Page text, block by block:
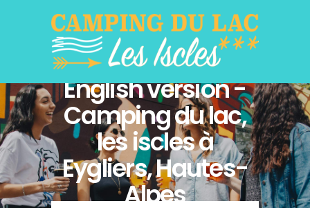
English version -
Camping du lac,
les iscles à
Eygliers, Hautes-
Alpes